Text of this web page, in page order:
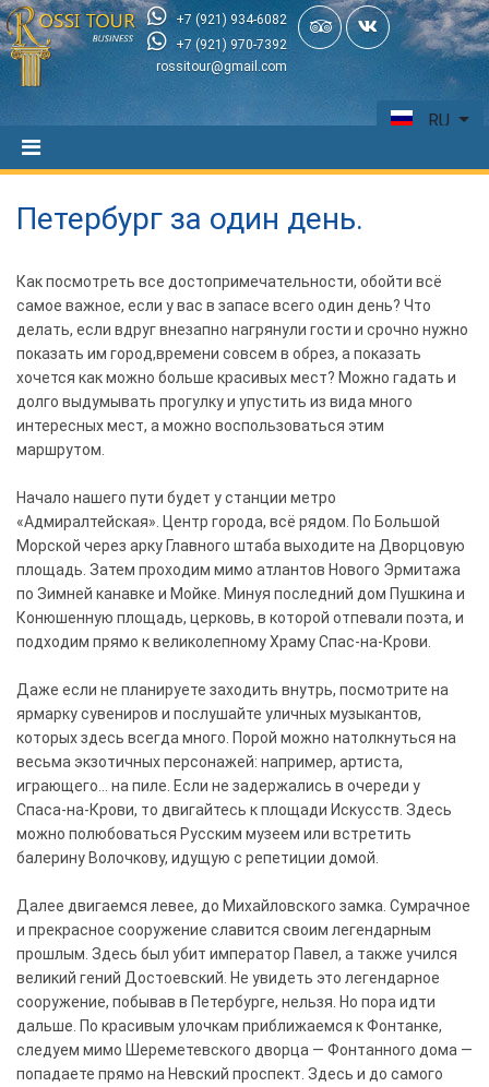
+7 (921) 934-6082
+7 (921) 970-7392
rossitour@gmail.com
RU
Петербург за один день.
Как посмотреть все достопримечательности, обойти всё
самое важное, если у вас в запасе всего один день? Что
делать, если вдруг внезапно нагрянули гости и срочно нужно
показать им город,времени совсем в обрез, а показать
хочется как можно больше красивых мест? Можно гадать и
долго выдумывать прогулку и упустить из вида много
интересных мест, а можно воспользоваться этим
маршрутом.
Начало нашего пути будет у станции метро
«Адмиралтейская». Центр города, всё рядом. По Большой
Морской через арку Главного штаба выходите на Дворцовую
площадь. Затем проходим мимо атлантов Нового Эрмитажа
по Зимней канавке и Мойке. Минуя последний дом Пушкина и
Конюшенную площадь, церковь, в которой отпевали поэта, и
подходим прямо к великолепному Храму Спас-на-Крови.
Даже если не планируете заходить внутрь, посмотрите на
ярмарку сувениров и послушайте уличных музыкантов,
которых здесь всегда много. Порой можно натолкнуться на
весьма экзотичных персонажей: например, артиста,
играющего... на пиле. Если не задержались в очереди у
Спаса-на-Крови, то двигайтесь к площади Искусств. Здесь
можно полюбоваться Русским музеем или встретить
балерину Волочкову, идущую с репетиции домой.
Далее двигаемся левее, до Михайловского замка. Сумрачное
и прекрасное сооружение славится своим легендарным
прошлым. Здесь был убит император Павел, а также учился
великий гений Достоевский. Не увидеть это легендарное
сооружение, побывав в Петербурге, нельзя. Но пора идти
дальше. По красивым улочкам приближаемся к Фонтанке,
следуем мимо Шереметевского дворца — Фонтанного дома —
попадаете прямо на Невский проспект. Здесь и до самого